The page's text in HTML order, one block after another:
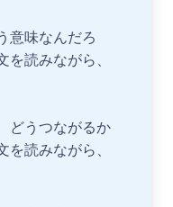
意味なんだろ
を読みながら、
どうつながるか
読みながら、